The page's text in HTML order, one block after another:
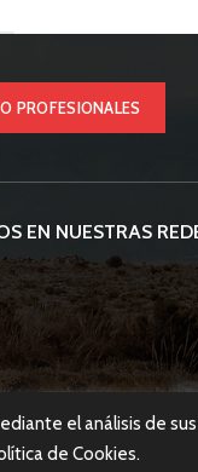
PROFESIONALES
EN NUESTRAS
el análisis de
de Cookies.